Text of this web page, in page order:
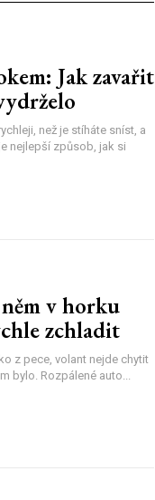
Jak zavařit
než je stíháte sníst, a
nejlepší způsob, jak si
v horku
zchladit
z pece, volant nejde chytit
bylo. Rozpálené auto...